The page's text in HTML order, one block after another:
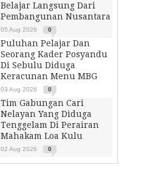
Belajar Langsung Dari
Pembangunan Nusantara
05 Aug 2026 0
Puluhan Pelajar Dan
Seorang Kader Posyandu
Di Sebulu Diduga
Keracunan Menu MBG
03 Aug 2026 0
Tim Gabungan Cari
Nelayan Yang Diduga
Tenggelam Di Perairan
Mahakam Loa Kulu
02 Aug 2026 0